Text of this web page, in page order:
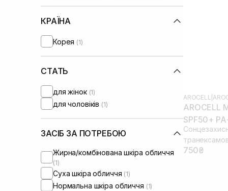
КРАЇНА
Корея (1)
СТАТЬ
для жінок (1)
для чоловіків (1)
ЗАСІБ ЗА ПОТРЕБОЮ
Жирна/комбінована шкіра обличчя
(1)
Суха шкіра обличчя (1)
Нормальна шкіра обличчя (1)
AROCELL
AROCELL
SPF50+
750₴